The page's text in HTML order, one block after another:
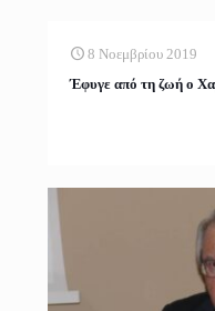
8 Νοεμβρίου 2019
Έφυγε από τη ζωή ο